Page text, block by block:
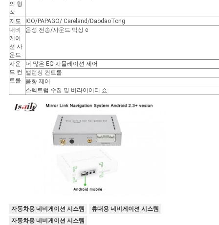
의 형
식
지도
IGO/PAPAGO/ Careland/DaodaoTong
내비
게이
션 사
운드
음성 전송/사운드 믹싱 e
사운
드 컨
트롤
더 많은 EQ 시뮬레이션 제어
밸런싱 컨트롤
음향 제어
스펙트럼 수집 및 버라이어티 쇼
자동차용 네비게이션 시스템
휴대용 네비게이션 시스템
자동차용 네비게이션 시스템